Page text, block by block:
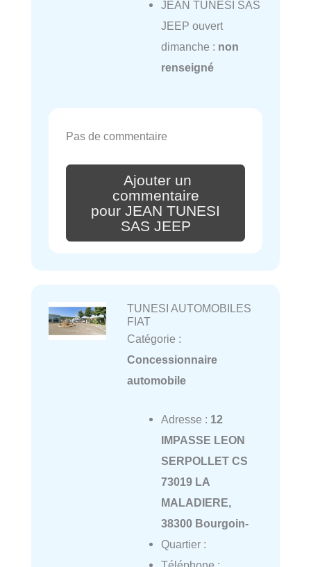
JEAN TUNESI SAS
JEEP ouvert
dimanche : non
renseigné
Pas de commentaire
Ajouter un
commentaire
pour JEAN TUNESI
SAS JEEP
TUNESI AUTOMOBILES
FIAT
Catégorie :
Concessionnaire
automobile
Adresse : 12
IMPASSE LEON
SERPOLLET CS
73019 LA
MALADIERE,
38300 Bourgoin-
Quartier :